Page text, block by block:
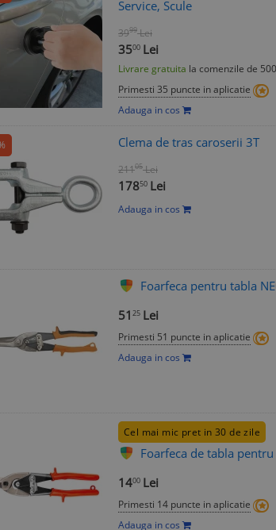
Service, Scule
3999 Lei
3500 Lei
Livrare gratuita la comenzile de
Primesti 35 puncte in aplicatie
Adauga in cos
Clema de tras caroserii 3T
21105 Lei
17850 Lei
Adauga in cos
Foarfeca pentru tabla
51 25 Lei
Primesti 51 puncte in aplicatie
Adauga in cos
Cel mai mic pret in 30 de zile
Foarfeca de tabla
1400 Lei
Primesti 14 puncte in aplicatie
Adauga in cos